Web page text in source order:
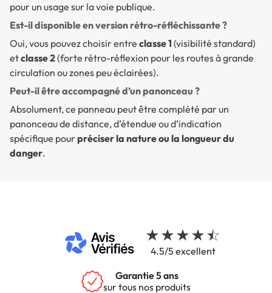
pour un usage sur la voie publique.
Est-il disponible en version rétro-réfléchissante ?
Oui, vous pouvez choisir entre classe 1 (visibilité standard)
etclasse 2(forte rétro-réflexion pour les routes à grande
circulation ou zones peu éclairées).
Peut-il être accompagné d’un panonceau ?
Absolument, ce panneau peut être complété par un
panonceau de distance, d’étendue ou d’indication
spécifique pourpréciser la nature ou la longueur du
danger.
4.5/5 excellent
Garantie 5 ans
sur tous nos produits